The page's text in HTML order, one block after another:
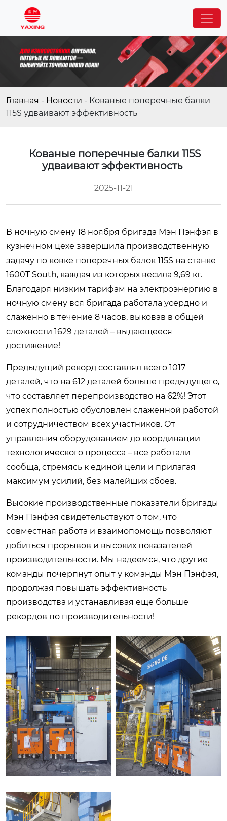
Главная - Новости - Кованые поперечные балки
115S удваивают эффективность
Кованые поперечные балки 115S
удваивают эффективность
2025-11-21
В ночную смену 18 ноября бригада Мэн Пэнфэя в
кузнечном цехе завершила производственную
задачу по ковке поперечных балок 115S на станке
1600T South, каждая из которых весила 9,69 кг.
Благодаря низким тарифам на электроэнергию в
ночную смену вся бригада работала усердно и
слаженно в течение 8 часов, выковав в общей
сложности 1629 деталей – выдающееся
достижение!
Предыдущий рекорд составлял всего 1017
деталей, что на 612 деталей больше предыдущего,
что составляет перепроизводство на 62%! Этот
успех полностью обусловлен слаженной работой
и сотрудничеством всех участников. От
управления оборудованием до координации
технологического процесса – все работали
сообща, стремясь к единой цели и прилагая
максимум усилий, без малейших сбоев.
Высокие производственные показатели бригады
Мэн Пэнфэя свидетельствуют о том, что
совместная работа и взаимопомощь позволяют
добиться прорывов и высоких показателей
производительности. Мы надеемся, что другие
команды почерпнут опыт у команды Мэн Пэнфэя,
продолжая повышать эффективность
производства и устанавливая еще больше
рекордов по производительности!